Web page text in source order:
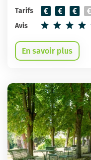
Tarifs
Avis
En savoir plus